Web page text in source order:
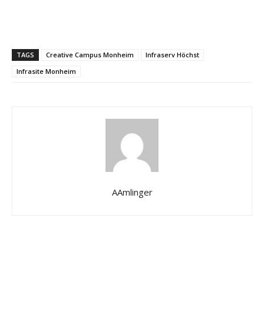
TAGS Creative Campus Monheim
Infraserv Höchst
Infrasite Monheim
AAmlinger